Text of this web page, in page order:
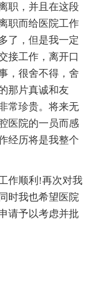
职，并且在这段
职而给医院工作
了，但是我一定
接工作，离开口
，很舍不得，舍
那片真诚和友
常珍贵。将来无
医院的一员而感
经历将是我整个
作顺利!再次对我
时我也希望医院
请予以考虑并批